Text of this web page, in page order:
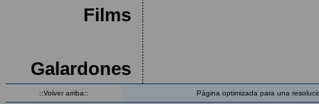
Films
Galardones
::Volver arriba:: Página optimizada para una